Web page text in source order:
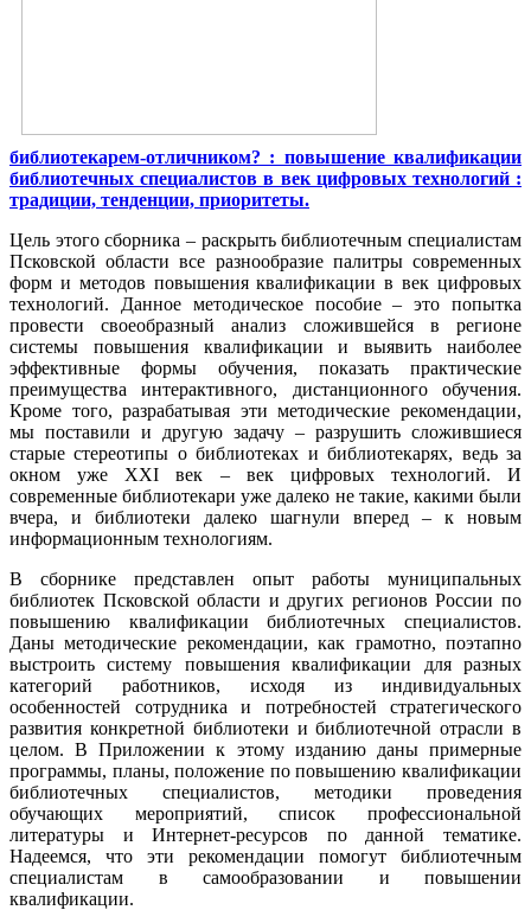
библиотекарем-отличником? : повышение квалификации
библиотечных специалистов в век цифровых технологий :
традиции, тенденции, приоритеты.
Цель этого сборника – раскрыть библиотечным специалистам
Псковской области все разнообразие палитры современных
форм и методов повышения квалификации в век цифровых
технологий. Данное методическое пособие – это попытка
провести своеобразный анализ сложившейся в регионе
системы повышения квалификации и выявить наиболее
эффективные формы обучения, показать практические
преимущества интерактивного, дистанционного обучения.
Кроме того, разрабатывая эти методические рекомендации,
мы поставили и другую задачу – разрушить сложившиеся
старые стереотипы о библиотеках и библиотекарях, ведь за
окном уже XXI век – век цифровых технологий. И
современные библиотекари уже далеко не такие, какими были
вчера, и библиотеки далеко шагнули вперед – к новым
информационным технологиям.
В сборнике представлен опыт работы муниципальных
библиотек Псковской области и других регионов России по
повышению квалификации библиотечных специалистов.
Даны методические рекомендации, как грамотно, поэтапно
выстроить систему повышения квалификации для разных
категорий работников, исходя из индивидуальных
особенностей сотрудника и потребностей стратегического
развития конкретной библиотеки и библиотечной отрасли в
целом. В Приложении к этому изданию даны примерные
программы, планы, положение по повышению квалификации
библиотечных специалистов, методики проведения
обучающих мероприятий, список профессиональной
литературы и Интернет-ресурсов по данной тематике.
Надеемся, что эти рекомендации помогут библиотечным
специалистам в самообразовании и повышении
квалификации.